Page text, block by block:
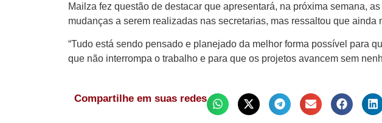
Fale com Portal Acre
Mailza fez questão de destacar que apresentará, na próxima semana,
mudanças a serem realizadas nas secretarias, mas ressaltou que ainda
“Tudo está sendo pensado e planejado da melhor forma possível para
que não interrompa o trabalho e para que os projetos avancem sem
Compartilhe em suas redes